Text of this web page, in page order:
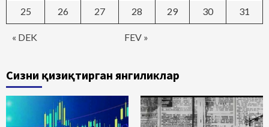
« DEK FEV »
25 26 27 28 29 30 31
Сизни қизиқтирган янгиликлар